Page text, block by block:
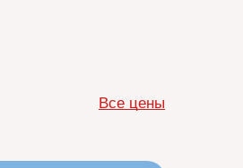
Все цены